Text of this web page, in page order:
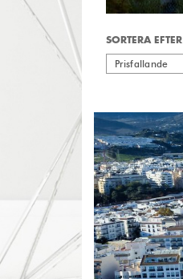
SORTERA EFTER
Prisfallande